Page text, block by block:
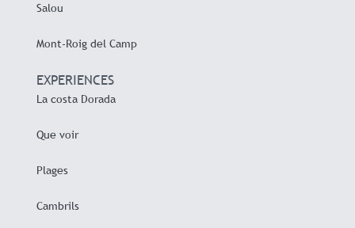
Salou
Mont-Roig del Camp
EXPERIENCES
La costa Dorada
Que voir
Plages
Cambrils